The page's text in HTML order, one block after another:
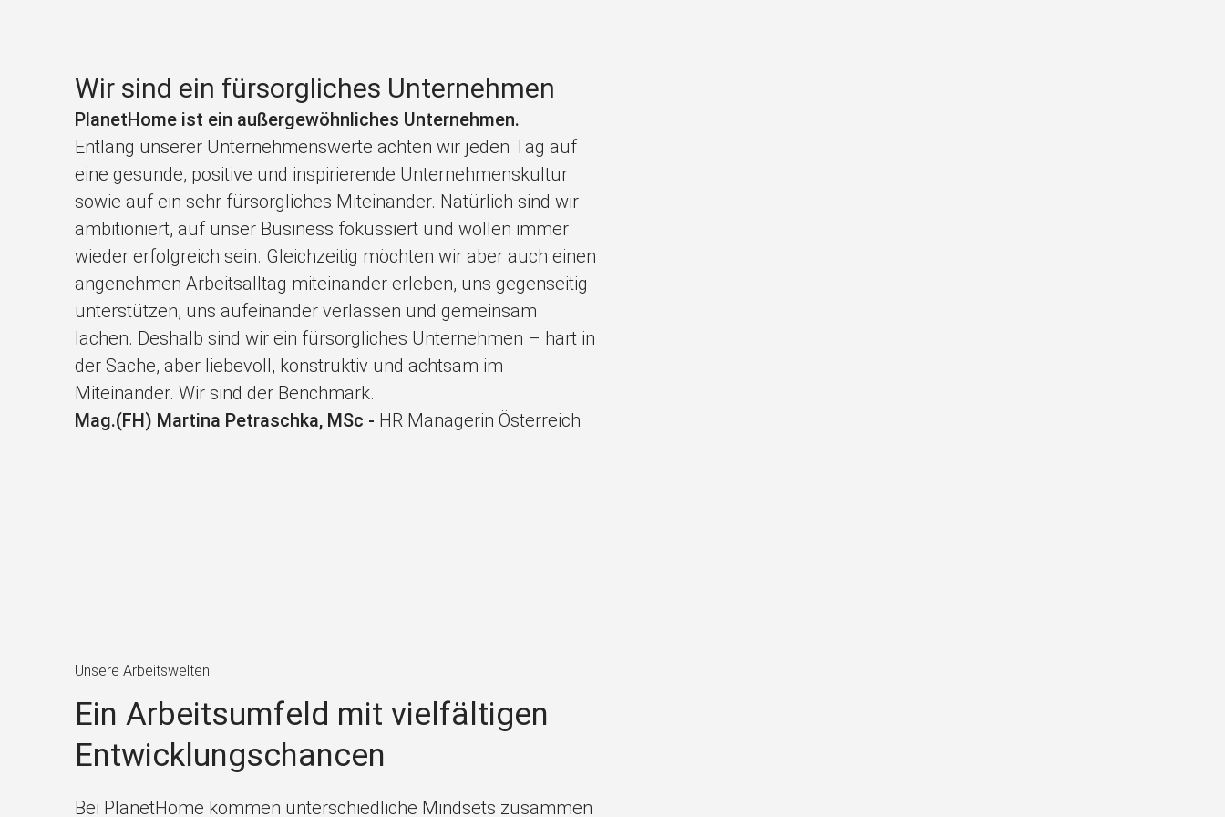
Wir sind ein fürsorgliches Unternehmen
PlanetHome ist ein außergewöhnliches Unternehmen.
Entlang unserer Unternehmenswerte achten wir jeden Tag auf
eine gesunde, positive und inspirierende Unternehmenskultur
sowie auf ein sehr fürsorgliches Miteinander. Natürlich sind wir
ambitioniert, auf unser Business fokussiert und wollen immer
wieder erfolgreich sein. Gleichzeitig möchten wir aber auch einen
angenehmen Arbeitsalltag miteinander erleben, uns gegenseitig
unterstützen, uns aufeinander verlassen und gemeinsam
lachen. Deshalb sind wir ein fürsorgliches Unternehmen – hart in
der Sache, aber liebevoll, konstruktiv und achtsam im
Miteinander. Wir sind der Benchmark.
Mag.(FH) Martina Petraschka, MSc - HR Managerin Österreich
Unsere Arbeitswelten
Ein Arbeitsumfeld mit vielfältigen
Entwicklungschancen
Bei PlanetHome kommen unterschiedliche Mindsets zusammen